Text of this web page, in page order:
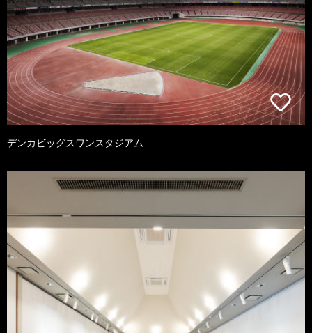
デンカビッグスワンスタジアム